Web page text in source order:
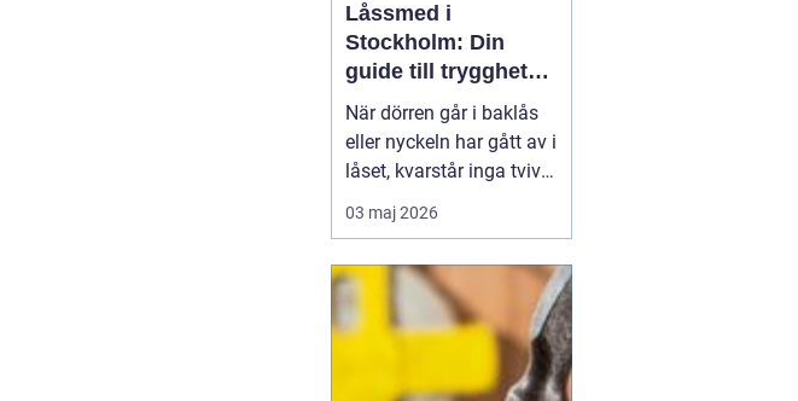
Låssmed i
Stockholm: Din
guide till trygghet
och säkerhet
När dörren går i baklås
eller nyckeln har gått av i
låset, kvarstår inga tvivel
om att en låssmed är
ovärderlig. Låssmed
mer än bara
akuträdningar. De...
03 maj 2026